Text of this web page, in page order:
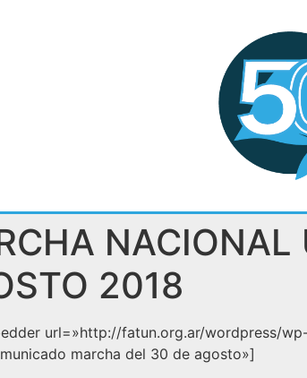
NACIONAL
2018
url=»http://fatun.org.ar/wordpress/
marcha del 30 de agosto»]